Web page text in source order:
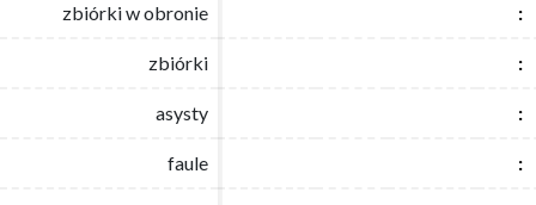
zbiórki w obronie :
zbiórki :
asysty :
faule :
zbiórki w obronie :
zbiórki :
asysty :
faule :